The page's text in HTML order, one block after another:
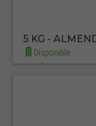
5 KG -
Disponible